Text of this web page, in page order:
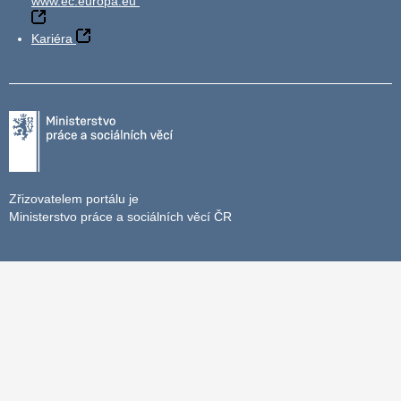
Kariéra
Zřizovatelem portálu je
Ministerstvo práce a sociálních věcí ČR